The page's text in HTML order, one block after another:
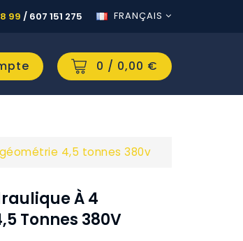
99 / 607 151 275 FRANÇAIS
0 / 0,00 €
4,5 tonnes 380v
À 4
Tonnes 380V